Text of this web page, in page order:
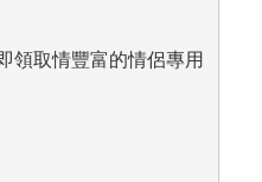
領取情豐富的情侶專用